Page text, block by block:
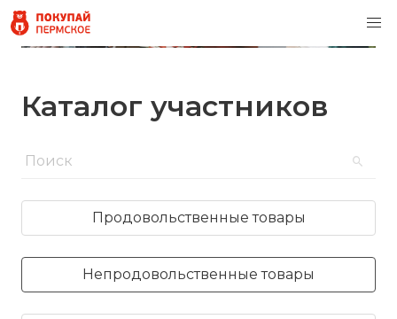
Каталог участников
Продовольственные товары
Непродовольственные товары